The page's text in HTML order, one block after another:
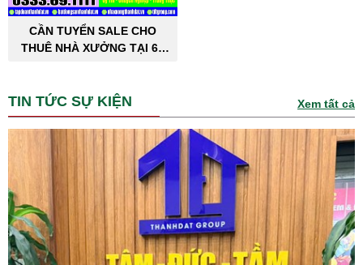
CẦN TUYỂN SALE CHO
THUÊ NHÀ XƯỞNG TẠI 63
TIN TỨC SỰ KIỆN Xem tất cả